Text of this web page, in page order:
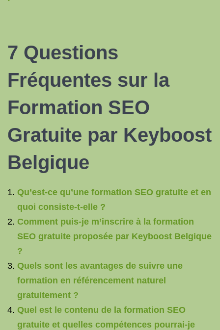
7 Questions
Fréquentes sur la
Formation SEO
Gratuite par Keyboost
Belgique
Qu’est-ce qu’une formation SEO gratuite et en
quoi consiste-t-elle ?
Comment puis-je m’inscrire à la formation
SEO gratuite proposée par Keyboost Belgique
?
Quels sont les avantages de suivre une
formation en référencement naturel
gratuitement ?
Quel est le contenu de la formation SEO
gratuite et quelles compétences pourrai-je